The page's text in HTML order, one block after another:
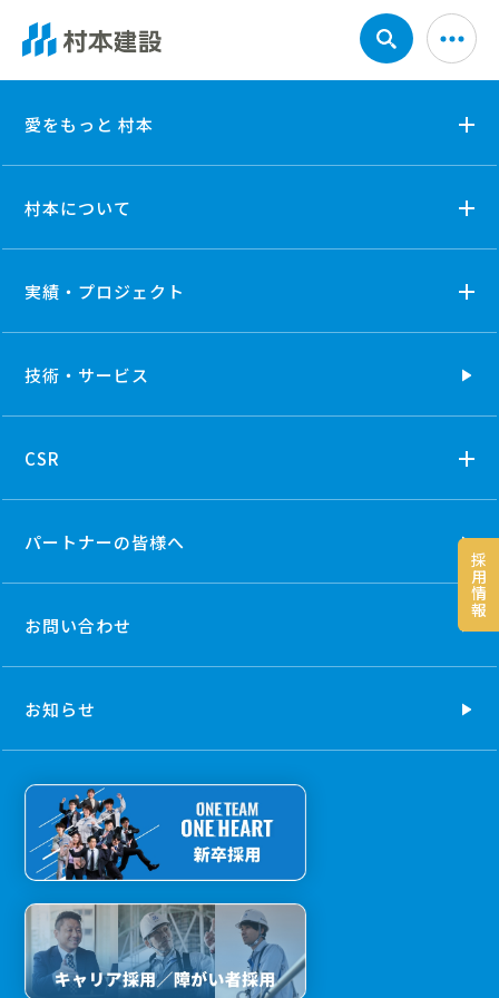
採
用
情
報
愛をもっと 村本
村本について
実績・プロジェクト
技術・ サービス
CSR
パートナーの皆様へ
お問い合わせ
お知らせ